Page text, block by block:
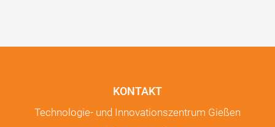
KONTAKT
Technologie- und Innovationszentrum Gießen